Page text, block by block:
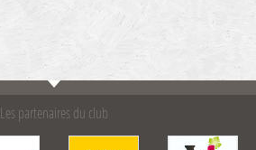
Les partenaires du club